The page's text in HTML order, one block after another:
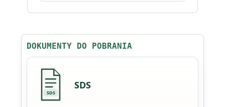
DOKUMENTY DO POBRANIA
SDS
SDS